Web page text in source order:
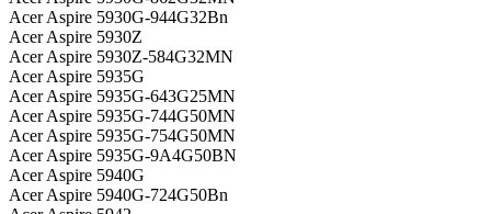
Acer Aspire 5930G-944G32Bn
Acer Aspire 5930Z
Acer Aspire 5930Z-584G32MN
Acer Aspire 5935G
Acer Aspire 5935G-643G25MN
Acer Aspire 5935G-744G50MN
Acer Aspire 5935G-754G50MN
Acer Aspire 5935G-9A4G50BN
Acer Aspire 5940G
Acer Aspire 5940G-724G50Bn